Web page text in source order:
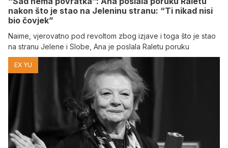
nakon što je stao na Jeleninu stranu: “Ti nikad nisi
bio čovjek”
Naime, vjerovatno pod revoltom zbog izjave i toga što je stao
na stranu Jelene i Slobe, Ana je poslala Raletu poruku
EX YU